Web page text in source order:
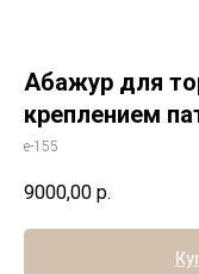
Абажур для
креплением
е-155
9000,00 р.